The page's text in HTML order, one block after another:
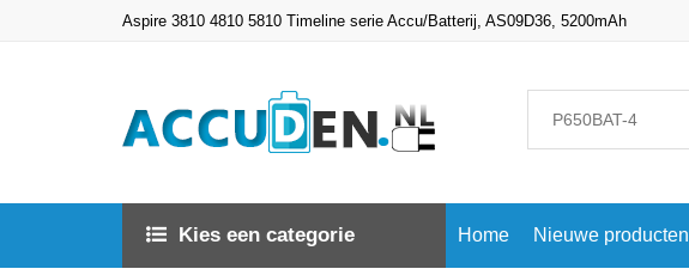
Aspire 3810 4810 5810 Timeline serie Accu/Batterij, AS09D36, 5200mAh
Kies een categorie Home Nieuwe producten